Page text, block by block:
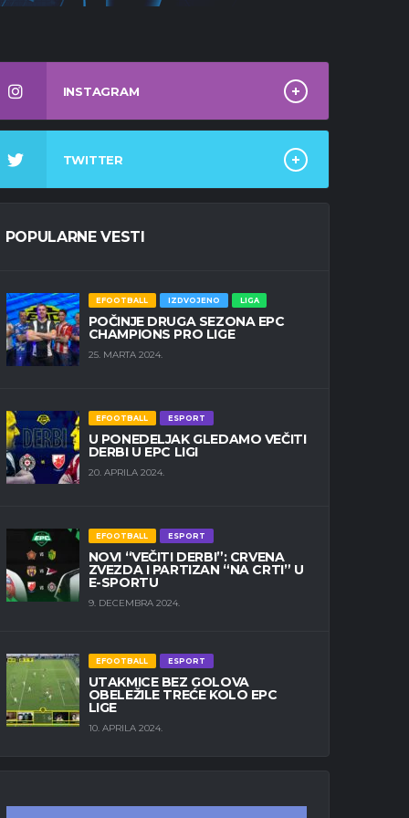
INSTAGRAM
TWITTER
POPULARNE VESTI
EFOOTBALL IZDVOJENO LIGA
POČINJE DRUGA SEZONA EPC
CHAMPIONS PRO LIGE
25. MARTA 2024.
EFOOTBALL ESPORT
U PONEDELJAK GLEDAMO VEČITI
DERBI U EPC LIGI
20. APRILA 2024.
EFOOTBALL ESPORT
NOVI “VEČITI DERBI”: CRVENA
ZVEZDA I PARTIZAN “NA CRTI” U
E-SPORTU
9. DECEMBRA 2024.
EFOOTBALL ESPORT
UTAKMICE BEZ GOLOVA
OBELEŽILE TREĆE KOLO EPC
LIGE
10. APRILA 2024.